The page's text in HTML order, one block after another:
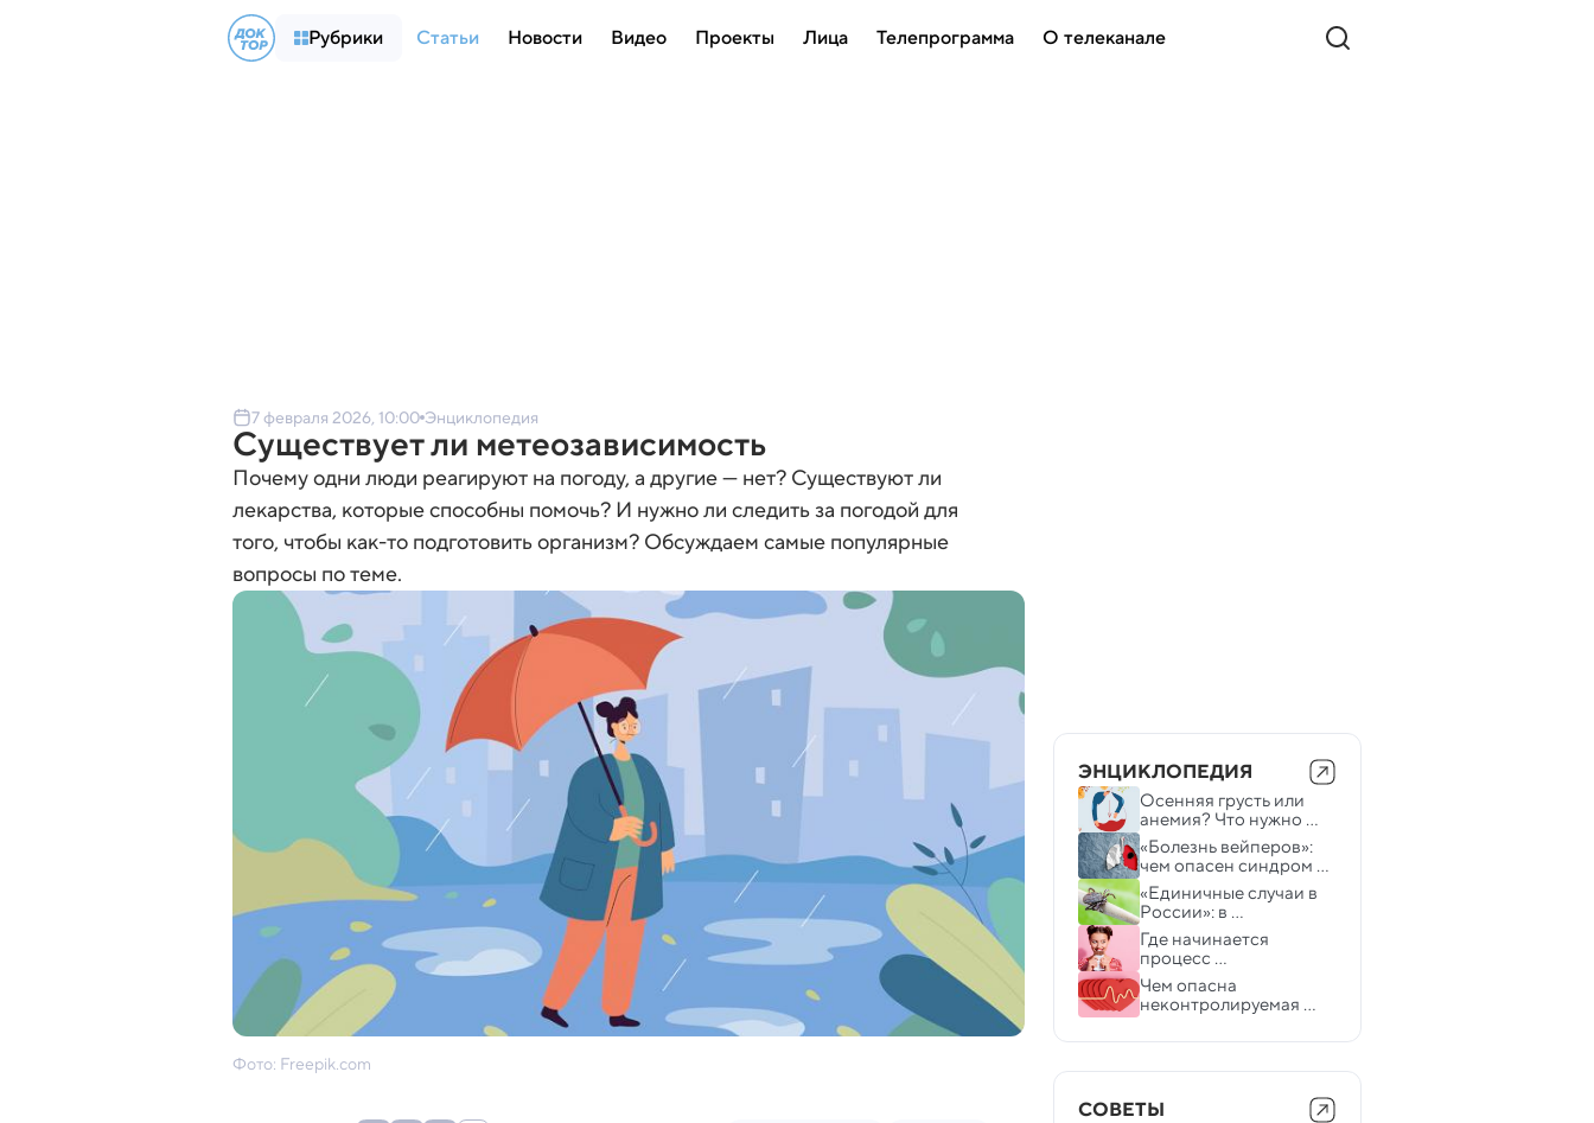
Рубрики Статьи Новости Видео Проекты Лица Телепрограмма О телеканале
7 февраля 2026, 10:00 Энциклопедия
Существует ли метеозависимость
Почему одни люди реагируют на погоду, а другие — нет? Существуют ли
лекарства, которые способны помочь? И нужно ли следить за погодой для
того, чтобы как-то подготовить организм? Обсуждаем самые популярные
вопросы по теме.
Фото: Freepik.com
ЭНЦИКЛОПЕДИЯ
Осенняя грусть или
анемия? Что нужно
знать о дефиците
железа
«Болезнь вейперов»:
чем опасен синдром
EVALI и как его
распознать
«Единичные случаи в
России»: в
Роспотребнадзоре
рассказали об опасной
клещевой инфекции в
Европе
Где начинается
процесс
пищеварения?
Чем опасна
неконтролируемая
гипертония
СОВЕТЫ